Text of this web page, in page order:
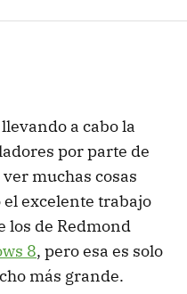
a cabo la
por parte de
muchas cosas
excelente trabajo
los de Redmond
8, pero esa es solo
más grande.